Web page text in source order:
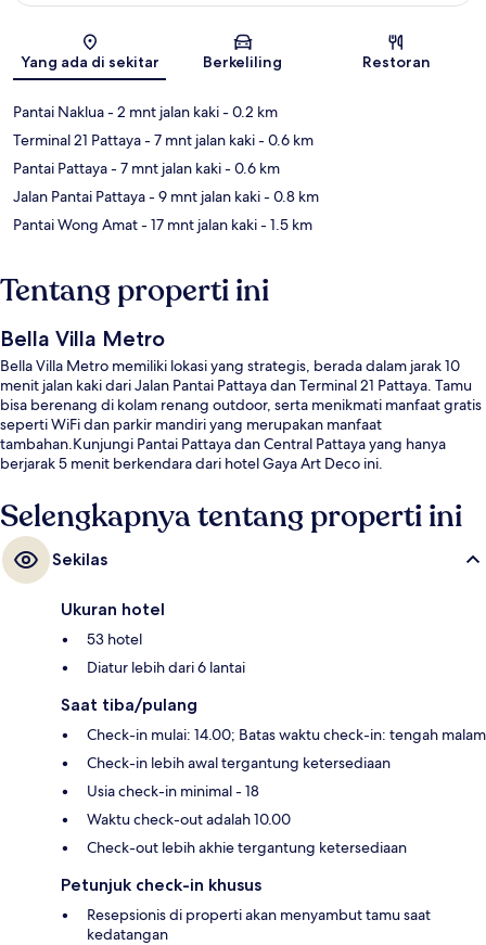
Yang ada di sekitar Berkeliling Restoran
Pantai Naklua- 2 mnt jalan kaki- 0.2 km
Terminal 21 Pattaya- 7 mnt jalan kaki- 0.6 km
Pantai Pattaya- 7 mnt jalan kaki- 0.6 km
Jalan Pantai Pattaya- 9 mnt jalan kaki- 0.8 km
Pantai Wong Amat- 17 mnt jalan kaki- 1.5 km
Tentang properti ini
Bella Villa Metro
Bella Villa Metro memiliki lokasi yang strategis, berada dalam jarak 10
menit jalan kaki dari Jalan Pantai Pattaya dan Terminal 21 Pattaya. Tamu
bisa berenang di kolam renang outdoor, serta menikmati manfaat gratis
seperti WiFi dan parkir mandiri yang merupakan manfaat
tambahan.Kunjungi Pantai Pattaya dan Central Pattaya yang hanya
berjarak 5 menit berkendara dari hotel Gaya Art Deco ini.
Selengkapnya tentang properti ini
Sekilas
Ukuran hotel
53 hotel
Diatur lebih dari 6 lantai
Saat tiba/pulang
Check-in mulai: 14.00; Batas waktu check-in: tengah malam
Check-in lebih awal tergantung ketersediaan
Usia check-in minimal - 18
Waktu check-out adalah 10.00
Check-out lebih akhie tergantung ketersediaan
Petunjuk check-in khusus
Resepsionis di properti akan menyambut tamu saat
kedatangan